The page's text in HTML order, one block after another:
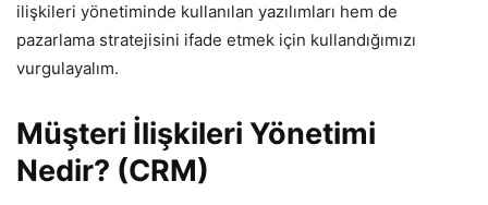
ilişkileri yönetiminde kullanılan yazılımları hem de
pazarlama stratejisini ifade etmek için kullandığımızı
vurgulayalım.
Müşteri İlişkileri Yönetimi
Nedir? (CRM)